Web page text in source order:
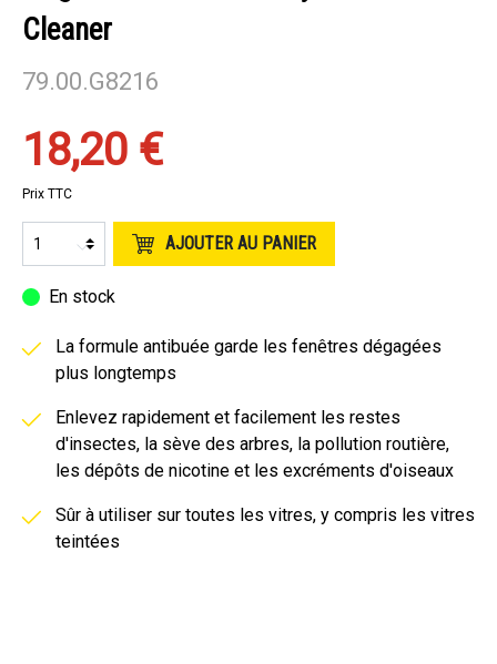
Cleaner
79.00.G8216
18,20 €
Prix TTC
AJOUTER AU PANIER
En stock
La formule antibuée garde les fenêtres dégagées
plus longtemps
Enlevez rapidement et facilement les restes
d'insectes, la sève des arbres, la pollution routière,
les dépôts de nicotine et les excréments d'oiseaux
Sûr à utiliser sur toutes les vitres, y compris les vitres
teintées